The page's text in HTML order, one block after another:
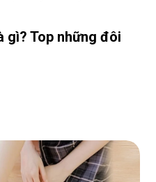
gì? Top những đôi